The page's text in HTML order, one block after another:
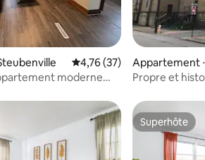
Évaluation moyenne sur la
4,76 (37)
moderne
Appartement
Propre et
Superhôte
Superhôte